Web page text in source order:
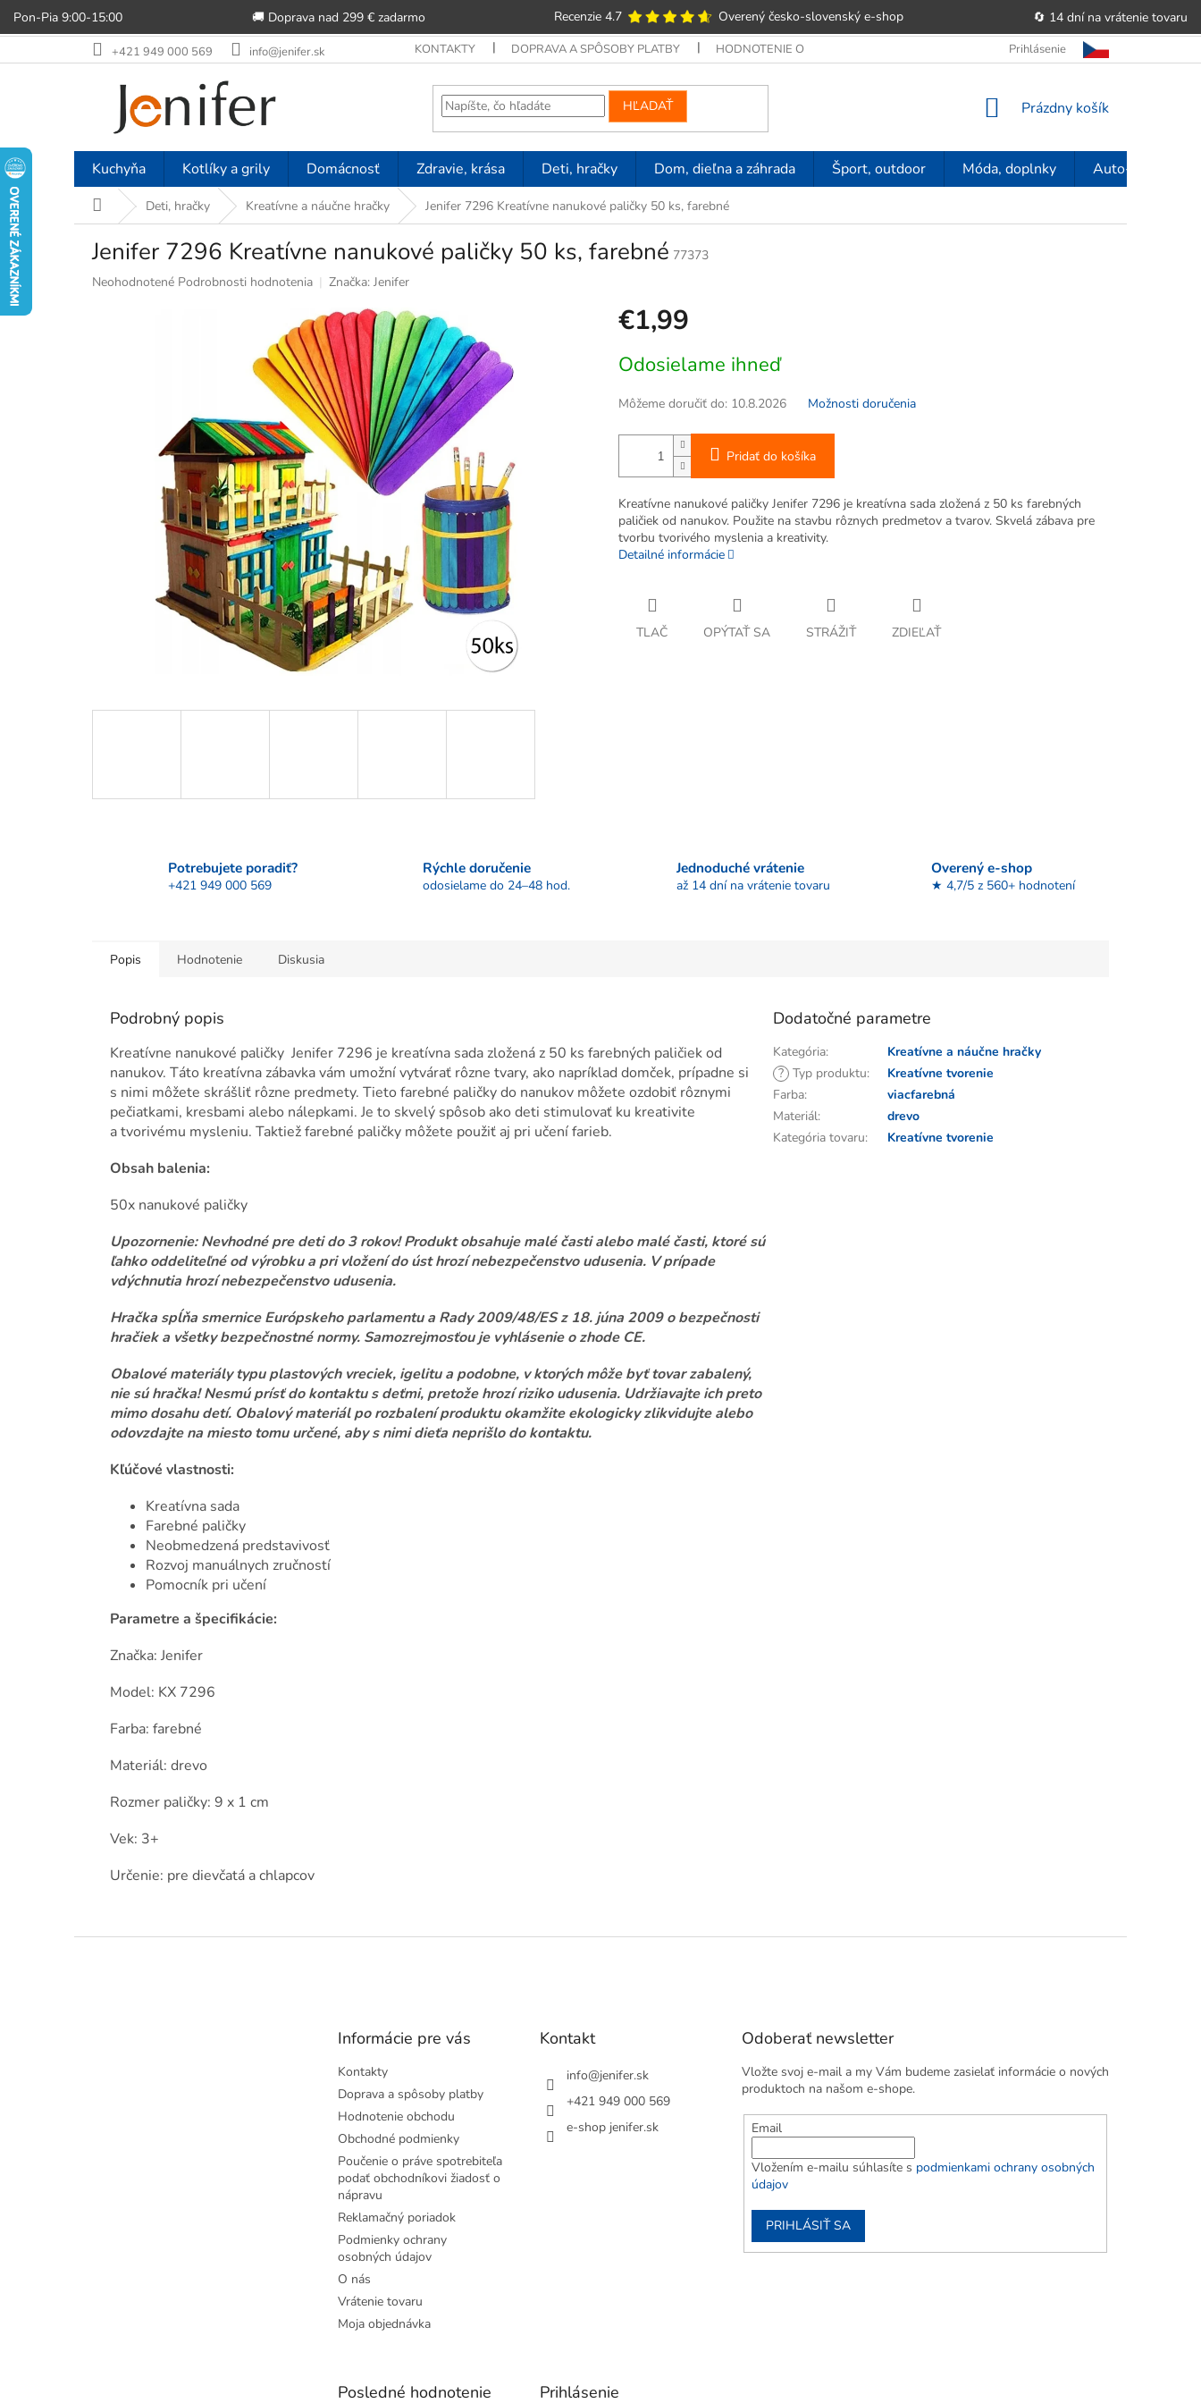
Pon-Pia 9:00-15:00 🚚 Doprava nad 299 € zadarmo Recenzie 4.7 Overený česko-slovenský e‑shop
🔄 14 dní na vrátenie tovaru
na
+421 949 000 569 info@jenifer.sk KONTAKTY DOPRAVA A SPÔSOBY PLATBY HODNOTENIE OBCHODU OBCHODNÉ PODMIENKY POUČENIE O PRÁVE
Prihlásenie
HĽADAŤ
NÁKUPNÝ
Prázdny košík
Kuchyňa Kotlíky a grily Domácnosť Zdravie, krása Deti, hračky Dom, dieľna a záhrada Šport, outdoor Móda, doplnky Auto-moto
DomovDeti, hračky Kreatívne a náučne hračky Jenifer 7296 Kreatívne nanukové paličky 50 ks, farebné
Jenifer 7296 Kreatívne nanukové paličky 50 ks, farebné 77373
Priemerné
Neohodnotené Podrobnosti hodnotenia Značka: Jenifer
€1,99
cena:
Odosielame ihneď
Môžeme doručiť do: 10.8.2026 Možnosti doručenia
Pridať do košíka
Kreatívne nanukové paličky Jenifer 7296 je kreatívna sada zložená z 50 ks farebných
paličiek od nanukov. Použite na stavbu rôznych predmetov a tvarov. Skvelá zábava pre
tvorbu tvorivého myslenia a kreativity.
Detailné informácie
TLAČ OPÝTAŤ SA STRÁŽIŤ ZDIEĽAŤ
Potrebujete poradiť?
+421 949 000 569
Rýchle doručenie
odosielame do 24–48 hod.
Jednoduché vrátenie
až 14 dní na vrátenie tovaru
Overený e-shop
★ 4,7/5 z 560+ hodnotení
Popis Hodnotenie Diskusia
Podrobný popis
Kreatívne nanukové paličky Jenifer 7296 je kreatívna sada zložená z 50 ks farebných paličiek od
nanukov. Táto kreatívna zábavka vám umožní vytvárať rôzne tvary, ako napríklad domček, prípadne si
s nimi môžete skrášliť rôzne predmety. Tieto farebné paličky do nanukov môžete ozdobiť rôznymi
pečiatkami, kresbami alebo nálepkami. Je to skvelý spôsob ako deti stimulovať ku kreativite
a tvorivému mysleniu. Taktiež farebné paličky môžete použiť aj pri učení farieb.
Obsah balenia:
50x nanukové paličky
Upozornenie: Nevhodné pre deti do 3 rokov! Produkt obsahuje malé časti alebo malé časti, ktoré sú
ľahko oddeliteľné od výrobku a pri vložení do úst hrozí nebezpečenstvo udusenia. V prípade
vdýchnutia hrozí nebezpečenstvo udusenia.
Hračka spĺňa smernice Európskeho parlamentu a Rady 2009/48/ES z 18. júna 2009 o bezpečnosti
hračiek a všetky bezpečnostné normy. Samozrejmosťou je vyhlásenie o zhode CE.
Obalové materiály typu plastových vreciek, igelitu a podobne, v ktorých môže byť tovar zabalený,
nie sú hračka! Nesmú prísť do kontaktu s deťmi, pretože hrozí riziko udusenia. Udržiavajte ich preto
mimo dosahu detí. Obalový materiál po rozbalení produktu okamžite ekologicky zlikvidujte alebo
odovzdajte na miesto tomu určené, aby s nimi dieťa neprišlo do kontaktu.
Kľúčové vlastnosti:
Kreatívna sada
Farebné paličky
Neobmedzená predstavivosť
Rozvoj manuálnych zručností
Pomocník pri učení
Parametre a špecifikácie:
Značka: Jenifer
Model: KX 7296
Farba: farebné
Materiál: drevo
Rozmer paličky: 9 x 1 cm
Vek: 3+
Určenie: pre dievčatá a chlapcov
Dodatočné parametre
Kategória:
Kreatívne a náučne hračky
? Typ produktu:
Kreatívne tvorenie
Farba:
viacfarebná
Materiál:
drevo
Kategória tovaru: Kreatívne tvorenie
Informácie pre vás
Kontakty
Doprava a spôsoby platby
Hodnotenie obchodu
Obchodné podmienky
Poučenie o práve spotrebiteľa
podať obchodníkovi žiadosť o
nápravu
Reklamačný poriadok
Podmienky ochrany
osobných údajov
O nás
Vrátenie tovaru
Moja objednávka
Kontakt
info@jenifer.sk
+421 949 000 569
e-shop jenifer.sk
Odoberať newsletter
Vložte svoj e-mail a my Vám budeme zasielať informácie o nových
produktoch na našom e-shope.
Email
Vložením e-mailu súhlasíte s podmienkami ochrany osobných
údajov
PRIHLÁSIŤ SA
Posledné hodnotenie Prihlásenie